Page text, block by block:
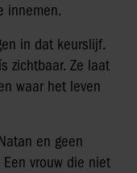
innemen.
in dat keurslijf.
zichtbaar. Ze laat
waar het leven
en geen
vrouw die niet